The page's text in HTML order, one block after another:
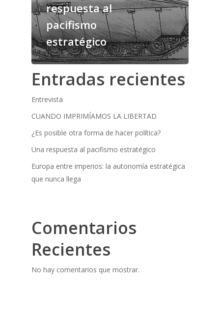
respuesta al
pacifismo
estratégico
Entradas recientes
Entrevista
CUANDO IMPRIMÍAMOS LA LIBERTAD
¿Es posible otra forma de hacer política?
Una respuesta al pacifismo estratégico
Europa entre imperios: la autonomía estratégica
que nunca llega
Comentarios
Recientes
No hay comentarios que mostrar.